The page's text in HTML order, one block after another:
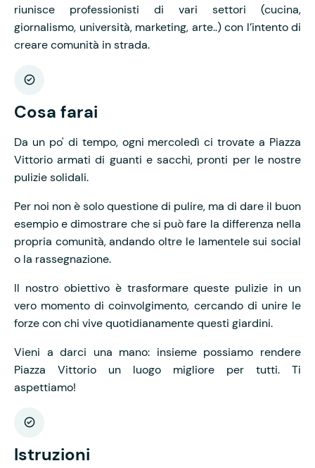
riunisce professionisti di vari settori (cucina,
giornalismo, università, marketing, arte..) con l’intento di
creare comunità in strada.
Cosa farai
Da un po' di tempo, ogni mercoledì ci trovate a Piazza
Vittorio armati di guanti e sacchi, pronti per le nostre
pulizie solidali.
Per noi non è solo questione di pulire, ma di dare il buon
esempio e dimostrare che si può fare la differenza nella
propria comunità, andando oltre le lamentele sui social
o la rassegnazione.
Il nostro obiettivo è trasformare queste pulizie in un
vero momento di coinvolgimento, cercando di unire le
forze con chi vive quotidianamente questi giardini.
Vieni a darci una mano: insieme possiamo rendere
Piazza Vittorio un luogo migliore per tutti. Ti
aspettiamo!
Istruzioni